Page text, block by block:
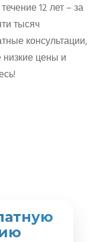
12 лет – за
тысяч
консультации,
цены и